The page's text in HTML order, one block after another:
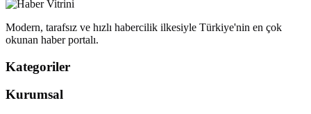
Modern, tarafsız ve hızlı habercilik ilkesiyle Türkiye'nin en çok
okunan haber portalı.
Kategoriler
Kurumsal